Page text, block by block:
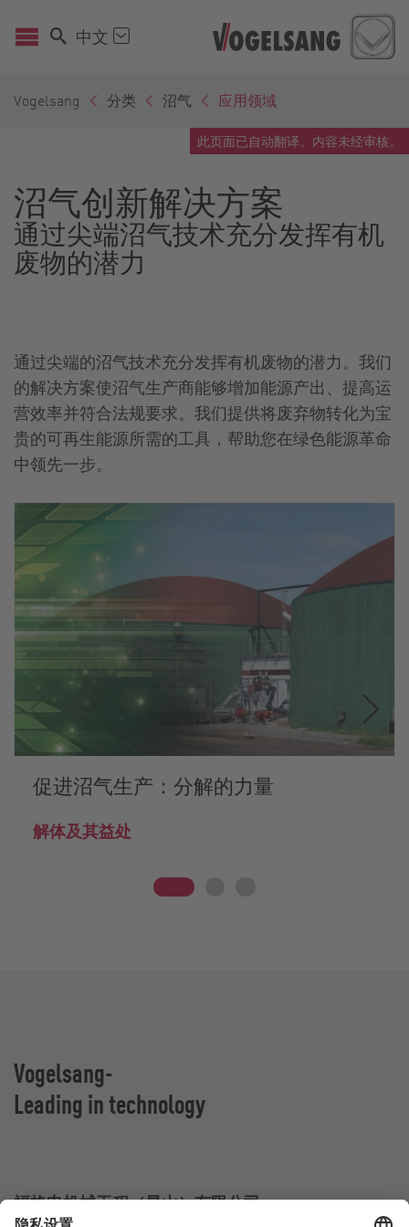
中文
Vogelsang 分类 沼气 应用领域
此页面已自动翻译。内容未经审核。
沼气创新解决方案
通过尖端沼气技术充分发挥有机
废物的潜力
通过尖端的沼气技术充分发挥有机废物的潜力。我们
的解决方案使沼气生产商能够增加能源产出、提高运
营效率并符合法规要求。我们提供将废弃物转化为宝
贵的可再生能源所需的工具，帮助您在绿色能源革命
中领先一步。
促进沼气生产：分解的力量
解体及其益处
Vogelsang-
Leading in technology
福格申机械工程（昆山）有限公司